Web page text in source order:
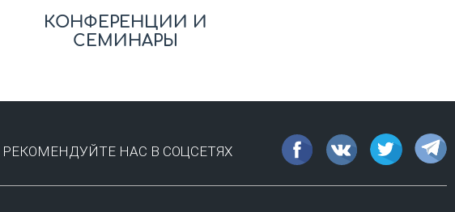
КОНФЕРЕНЦИИ И
СЕМИНАРЫ
РЕКОМЕНДУЙТЕ НАС В СОЦСЕТЯХ